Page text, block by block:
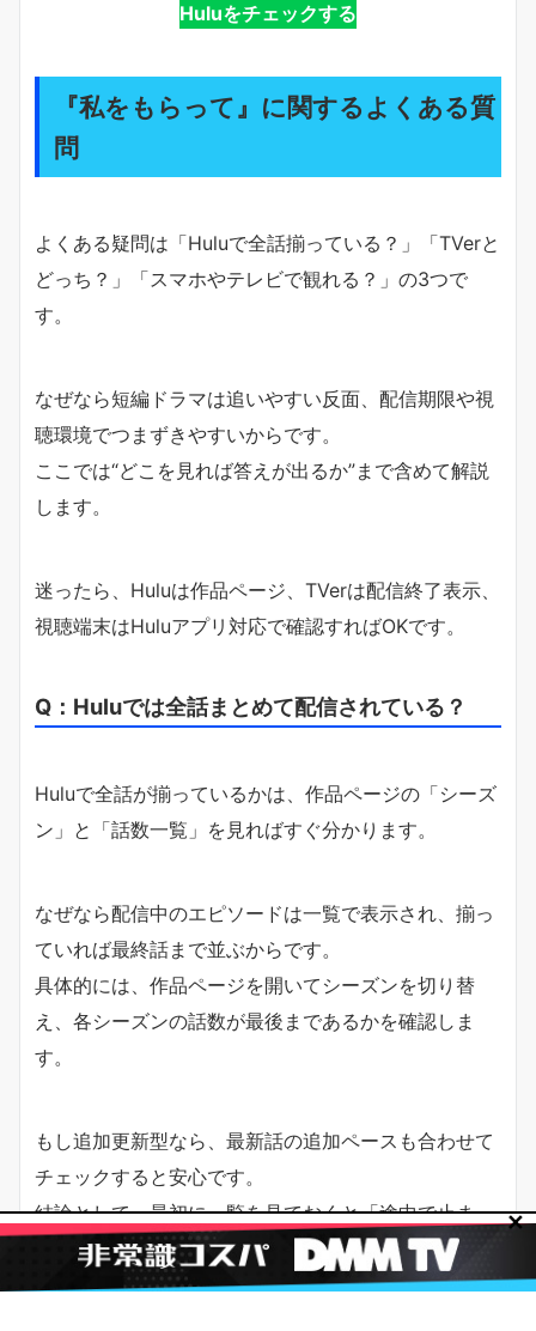
Huluをチェックする
『私をもらって』に関するよくある質
問
よくある疑問は「Huluで全話揃っている？」「TVerと
どっち？」「スマホやテレビで観れる？」の3つで
す。
なぜなら短編ドラマは追いやすい反面、配信期限や視
聴環境でつまずきやすいからです。
ここでは“どこを見れば答えが出るか”まで含めて解説
します。
迷ったら、Huluは作品ページ、TVerは配信終了表示、
視聴端末はHuluアプリ対応で確認すればOKです。
Q：Huluでは全話まとめて配信されている？
Huluで全話が揃っているかは、作品ページの「シーズ
ン」と「話数一覧」を見ればすぐ分かります。
なぜなら配信中のエピソードは一覧で表示され、揃っ
ていれば最終話まで並ぶからです。
具体的には、作品ページを開いてシーズンを切り替
え、各シーズンの話数が最後まであるかを確認しま
す。
もし追加更新型なら、最新話の追加ペースも合わせて
チェックすると安心です。
結論として、最初に一覧を見ておくと「途中で止まっ
た」事故を防げます。
✕